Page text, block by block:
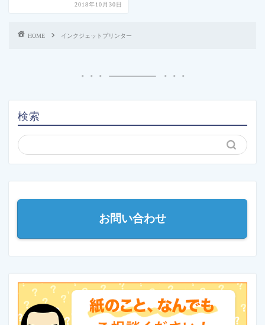
2018年10月30日
HOME インクジェットプリンター
検索
お問い合わせ